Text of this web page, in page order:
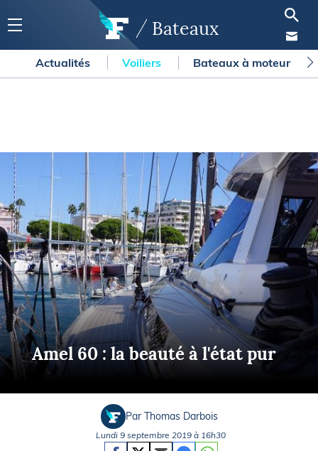
Bateaux
Actualités Voiliers Bateaux à moteur
Amel 60 : la beauté à l'état pur
Par Thomas Darbois
Lundi 9 septembre 2019 à 16h30